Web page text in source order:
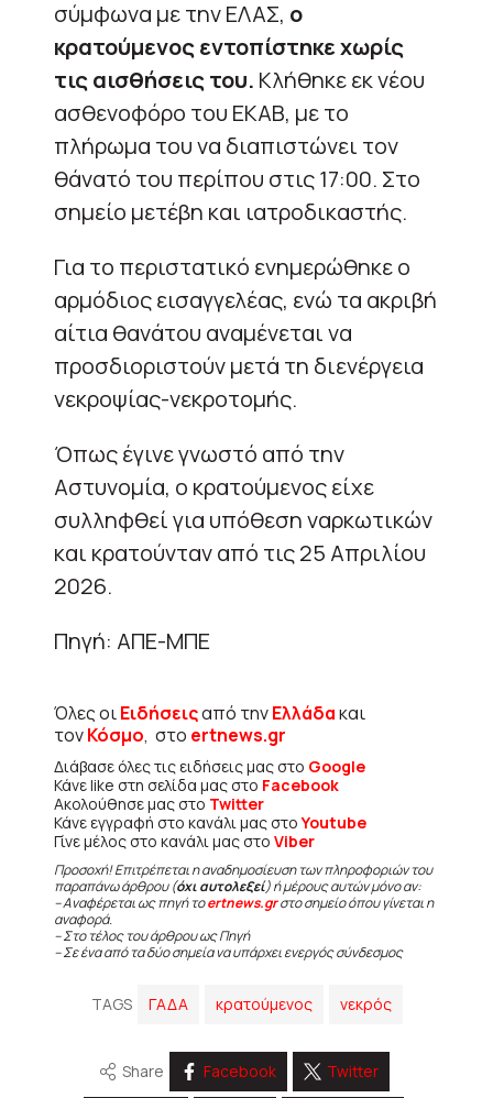
σύμφωνα με την ΕΛΑΣ, ο
κρατούμενος εντοπίστηκε χωρίς
τις αισθήσεις του. Κλήθηκε εκ νέου
ασθενοφόρο του ΕΚΑΒ, με το
πλήρωμα του να διαπιστώνει τον
θάνατό του περίπου στις 17:00. Στο
σημείο μετέβη και ιατροδικαστής.
Για το περιστατικό ενημερώθηκε ο
αρμόδιος εισαγγελέας, ενώ τα ακριβή
αίτια θανάτου αναμένεται να
προσδιοριστούν μετά τη διενέργεια
νεκροψίας-νεκροτομής.
Όπως έγινε γνωστό από την
Αστυνομία, ο κρατούμενος είχε
συλληφθεί για υπόθεση ναρκωτικών
και κρατούνταν από τις 25 Απριλίου
2026.
Πηγή: ΑΠΕ-ΜΠΕ
Όλες οιΕιδήσειςαπό τηνΕλλάδακαι
τονΚόσμο, στο ertnews.gr
Διάβασε όλες τις ειδήσεις μας στο Google
Κάνε like στη σελίδα μας στο Facebook
Ακολούθησε μας στο Twitter
Κάνε εγγραφή στο κανάλι μας στοYoutube
Γίνε μέλος στο κανάλι μας στο Viber
Προσοχή! Επιτρέπεται η αναδημοσίευση των πληροφοριών του
παραπάνω άρθρου (όχι αυτολεξεί) ή μέρους αυτών μόνο αν:
– Αναφέρεται ως πηγή τοertnews.grστο σημείο όπου γίνεται η
αναφορά.
– Στο τέλος του άρθρου ως Πηγή
– Σε ένα από τα δύο σημεία να υπάρχει ενεργός σύνδεσμος
TAGS ΓΑΔΑ κρατούμενος νεκρός
Share Facebook Twitter